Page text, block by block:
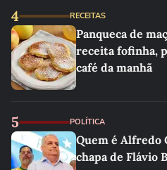
4 RECEITAS
Panqueca de
receita fofinha,
café da manhã
5 POLÍTICA
Quem é Alfredo
chapa de Flávio